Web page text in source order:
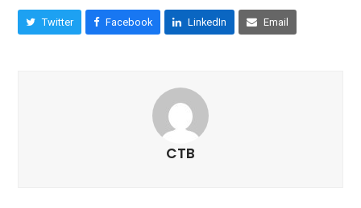
Twitter Facebook LinkedIn Email
CTB